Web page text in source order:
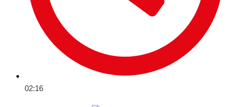
02:16